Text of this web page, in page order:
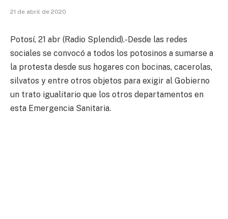
21 de abril de 2020
Potosí, 21 abr (Radio Splendid).-Desde las redes
sociales se convocó a todos los potosinos a sumarse a
la protesta desde sus hogares con bocinas, cacerolas,
silvatos y entre otros objetos para exigir al Gobierno
un trato igualitario que los otros departamentos en
esta Emergencia Sanitaria.